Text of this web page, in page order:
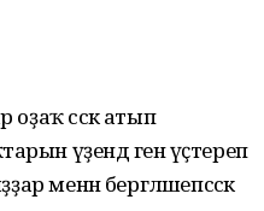
сәскә атып
үҙендә генә үҫтереп
менән бергәләшепсәскә